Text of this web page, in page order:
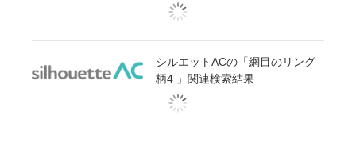
シルエットACの「網目のリング
柄4 」関連検索結果